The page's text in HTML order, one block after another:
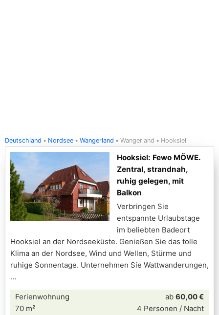
Deutschland Nordsee Wangerland Wangerland Hooksiel
Hooksiel: Fewo MÖWE.
Zentral, strandnah,
ruhig gelegen, mit
Balkon
Verbringen Sie
entspannte Urlaubstage
im beliebten Badeort
Hooksiel an der Nordseeküste. Genießen Sie das tolle
Klima an der Nordsee, Wind und Wellen, Stürme und
ruhige Sonnentage. Unternehmen Sie Wattwanderungen,
Ferienwohnung
70 m²
ab 60,00 €
4 Personen / Nacht